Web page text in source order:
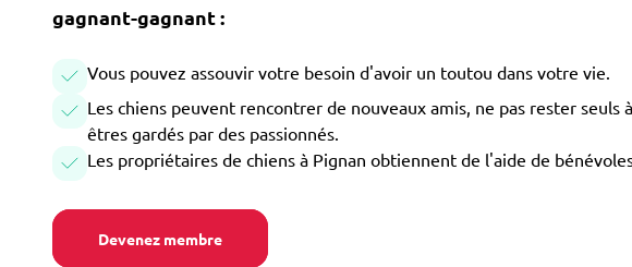
gagnant-gagnant :
Vous pouvez assouvir votre besoin d'avoir un toutou dans votre vie.
Les chiens peuvent rencontrer de nouveaux amis, ne pas rester seuls
êtres gardés par des passionnés.
Les propriétaires de chiens à Pignan obtiennent de l'aide de
Devenez membre